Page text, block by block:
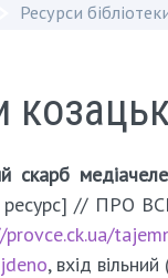
Ресурси
скарб
ресурс] // ПРО
, вхід